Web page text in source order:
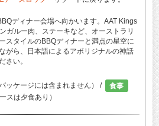
ディナー会場へ向かいます。AAT Kings
ガルー肉、ステーキなど、オーストラリ
スタイルのBBQディナーと満点の星空に
がら、日本語によるアボリジナルの神話
さい。
ッケージには含まれません） /
食事
スは夕食あり）